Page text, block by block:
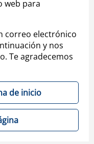
web para
correo electrónico
y nos
Te agradecemos
de inicio